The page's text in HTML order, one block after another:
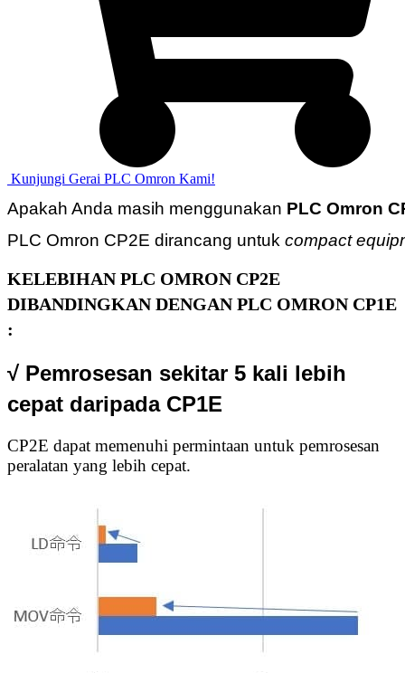
‎ ‎Kunjungi Gerai PLC Omron Kami!
Apakah Anda masih menggunakan PLC Omron
PLC Omron CP2E dirancang untuk compact
KELEBIHAN PLC OMRON CP2E
DIBANDINGKAN DENGAN PLC OMRON CP1E
:
√ Pemrosesan sekitar 5 kali lebih
cepat daripada CP1E
CP2E dapat memenuhi permintaan untuk pemrosesan
peralatan yang lebih cepat.